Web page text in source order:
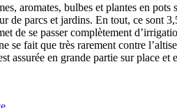
aromates, bulbes et plantes en
de parcs et jardins. En tout, ce sont
de se passer complètement
se fait que très rarement contre
assurée en grande partie sur place